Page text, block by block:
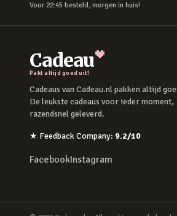
Voor 22:45 besteld, morgen in huis!
Cadeau
Pakt altijd goed uit!
Cadeaus van Cadeau.nl pakken altijd
De leukste cadeaus voor ieder moment,
razendsnel geleverd.
★ Feedback Company: 9.2/10
FacebookInstagram